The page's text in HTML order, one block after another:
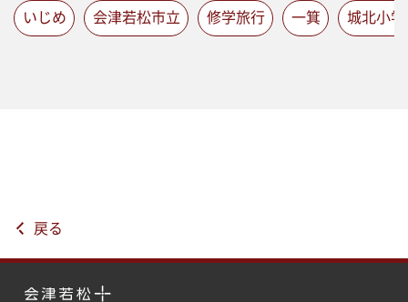
いじめ 会津若松市立 修学旅行 一箕 城北小
戻る